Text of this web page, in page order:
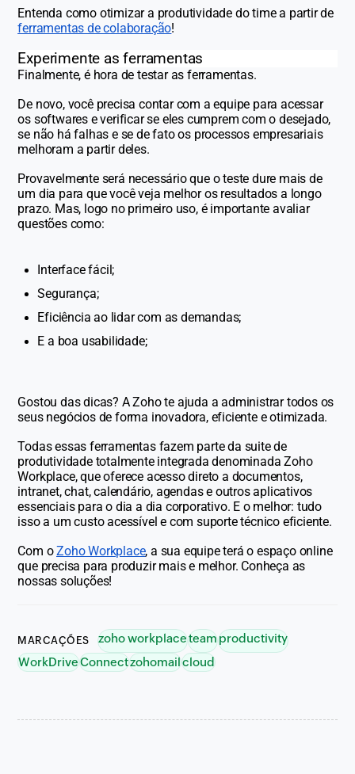
Entenda como otimizar a produtividade do time a partir de
ferramentas de colaboração!
Experimente as ferramentas
Finalmente, é hora de testar as ferramentas.
De novo, você precisa contar com a equipe para acessar
os softwares e verificar se eles cumprem com o desejado,
se não há falhas e se de fato os processos empresariais
melhoram a partir deles.
Provavelmente será necessário que o teste dure mais de
um dia para que você veja melhor os resultados a longo
prazo. Mas, logo no primeiro uso, é importante avaliar
questões como:
Interface fácil;
Segurança;
Eficiência ao lidar com as demandas;
E a boa usabilidade;
Gostou das dicas? A Zoho te ajuda a administrar todos os
seus negócios de forma inovadora, eficiente e otimizada.
Todas essas ferramentas fazem parte da suite de
produtividade totalmente integrada denominada Zoho
Workplace, que oferece acesso direto a documentos,
intranet, chat, calendário, agendas e outros aplicativos
essenciais para o dia a dia corporativo. E o melhor: tudo
isso a um custo acessível e com suporte técnico eficiente.
Com oZoho Workplace, a sua equipe terá o espaço online
que precisa para produzir mais e melhor. Conheça as
nossas soluções!
MARCAÇÕES zoho workplaceteamproductivity
WorkDriveConnectzohomailcloud